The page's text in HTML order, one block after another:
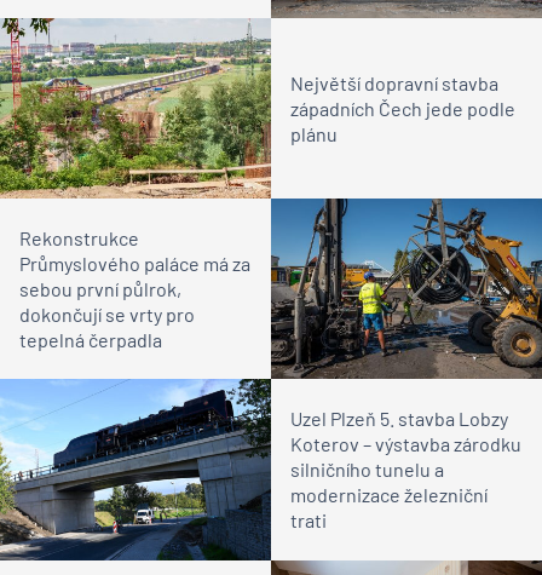
Největší dopravní stavba
západních Čech jede podle
plánu
Rekonstrukce
Průmyslového paláce má za
sebou první půlrok,
dokončují se vrty pro
tepelná čerpadla
Uzel Plzeň 5. stavba Lobzy
Koterov – výstavba zárodku
silničního tunelu a
modernizace železniční
trati